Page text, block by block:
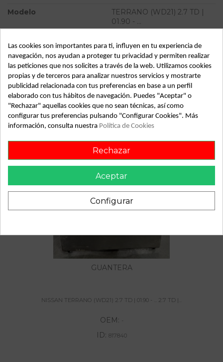
Modelo
TERRANO (WD21) 2.7 TD |
01.90 - ...
ID: 62673
Descripción
NISSAN TERRANO (WD21) 2.7 TD | 01.90 - ... 2.7 TD | 01.90
- ... nissan terrano (wd21) 2.7 td | 01.90 - ... del año 1990
También podría gustarte
GUANTERA
NISSAN TERRANO (WD21) 2.7 TD | 01.90 - ... 2.7 TD |...
OEM: -
ID: 817840
Las cookies son importantes para ti, influyen en tu experiencia de
navegación, nos ayudan a proteger tu privacidad y permiten realizar
las peticiones que nos solicites a través de la web. Utilizamos cookies
propias y de terceros para analizar nuestros servicios y mostrarte
publicidad relacionada con tus preferencias en base a un perfil
elaborado con tus hábitos de navegación. Puedes "Aceptar" o
"Rechazar" aquellas cookies que no sean técnicas, así como
configurar tus preferencias pulsando "Configurar Cookies". Más
información, consulta nuestra Política de Cookies
Rechazar
Aceptar
Configurar